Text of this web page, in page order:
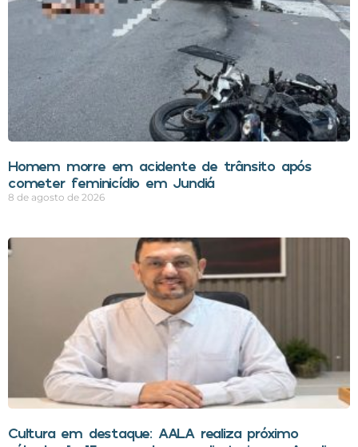
Homem morre em acidente de trânsito após
cometer feminicídio em Jundiá
8 de agosto de 2026
Cultura em destaque: AALA realiza próximo